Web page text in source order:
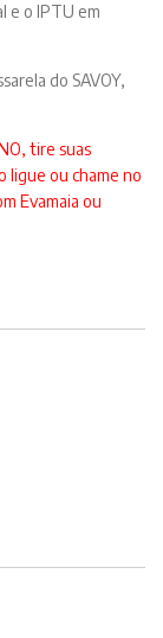
e o IPTU em
do SAVOY,
tire suas
ligue ou chame no
Evamaia ou